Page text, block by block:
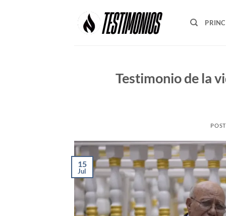
Testimonio de la
15
Jul